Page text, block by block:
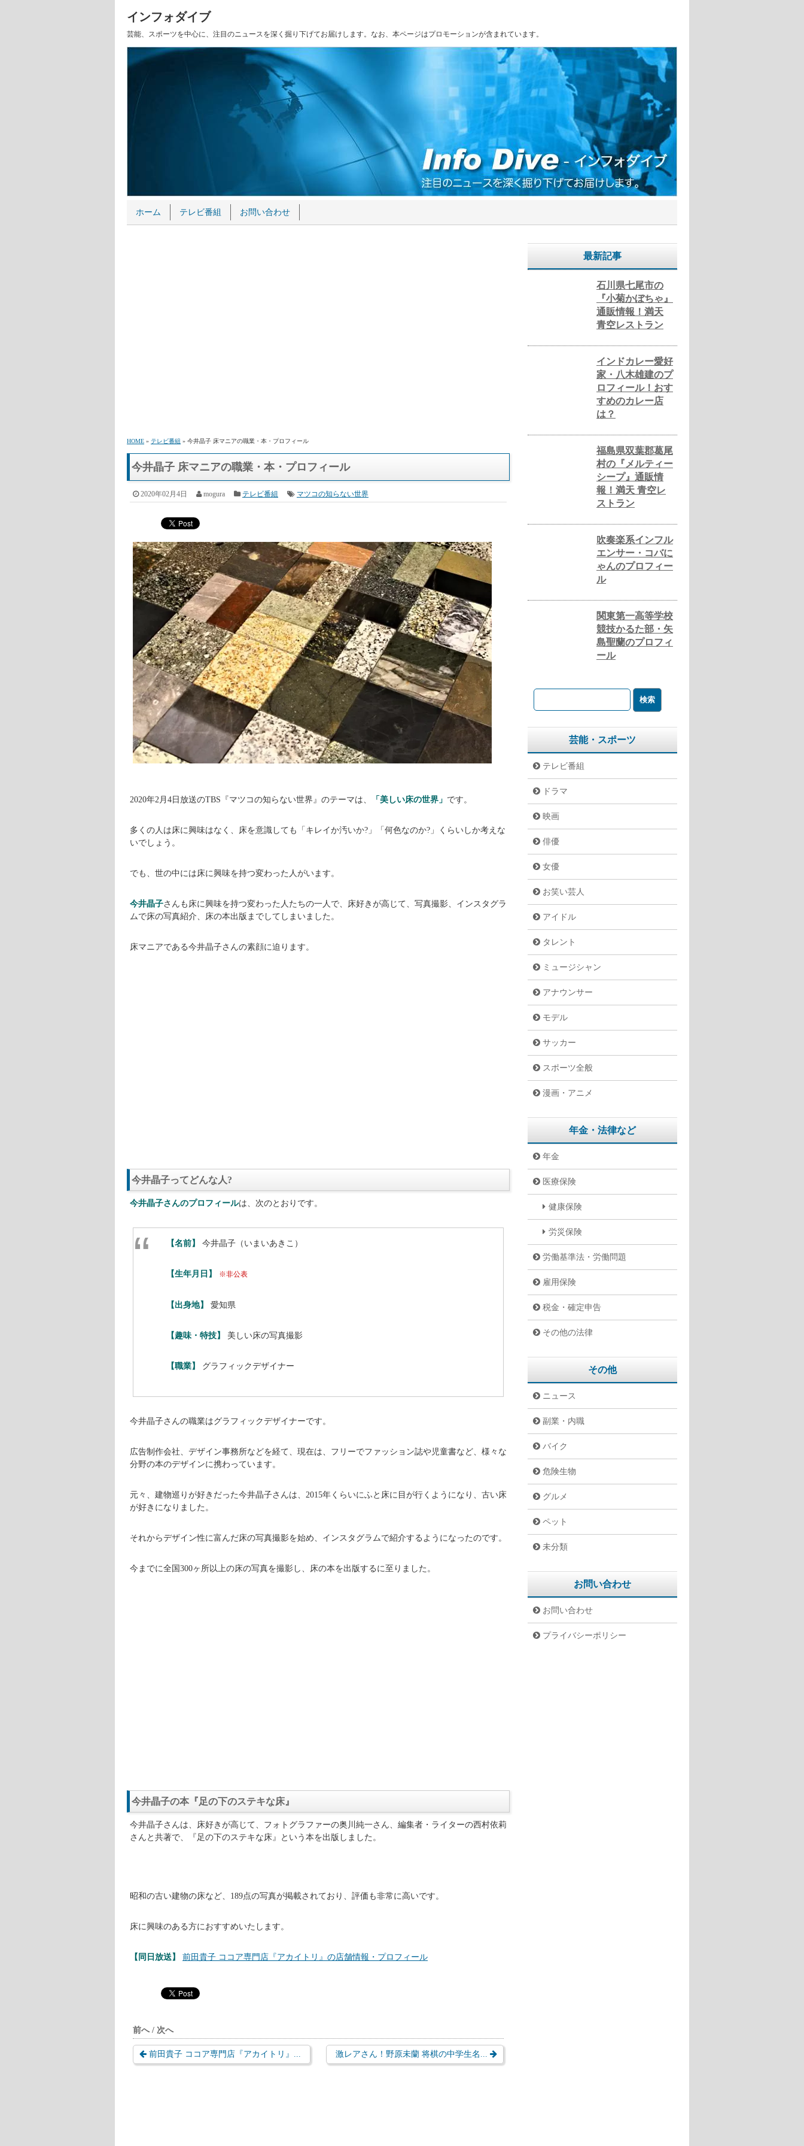
インフォダイブ
芸能、スポーツを中心に、注目のニュースを深く掘り下げてお届けします。なお、本ページはプロモーションが含まれています。
ホーム テレビ番組 お問い合わせ
HOME » テレビ番組 » 今井晶子 床マニアの職業・本・プロフィール
今井晶子 床マニアの職業・本・プロフィール
2020年02月4日 mogura テレビ番組 マツコの知らない世界
2020年2月4日放送のTBS『マツコの知らない世界』のテーマは、 「美しい床の世界」 です。
多くの人は床に興味はなく、床を意識しても「キレイか汚いか?」「何色なのか?」くらいしか考えな
いでしょう。
でも、世の中には床に興味を持つ変わった人がいます。
今井晶子さんも床に興味を持つ変わった人たちの一人で、床好きが高じて、写真撮影、インスタグラ
ムで床の写真紹介、床の本出版までしてしまいました。
床マニアである今井晶子さんの素顔に迫ります。
今井晶子ってどんな人?
今井晶子さんのプロフィールは、次のとおりです。
【名前】 今井晶子（いまいあきこ）
【生年月日】 ※非公表
【出身地】 愛知県
【趣味・特技】 美しい床の写真撮影
【職業】 グラフィックデザイナー
今井晶子さんの職業はグラフィックデザイナーです。
広告制作会社、デザイン事務所などを経て、現在は、フリーでファッション誌や児童書など、様々な
分野の本のデザインに携わっています。
元々、建物巡りが好きだった今井晶子さんは、2015年くらいにふと床に目が行くようになり、古い床
が好きになりました。
それからデザイン性に富んだ床の写真撮影を始め、インスタグラムで紹介するようになったのです。
今までに全国300ヶ所以上の床の写真を撮影し、床の本を出版するに至りました。
今井晶子の本『足の下のステキな床』
今井晶子さんは、床好きが高じて、フォトグラファーの奥川純一さん、編集者・ライターの西村依莉
さんと共著で、『足の下のステキな床』という本を出版しました。
昭和の古い建物の床など、189点の写真が掲載されており、評価も非常に高いです。
床に興味のある方におすすめいたします。
【同日放送】 前田貴子 ココア専門店『アカイトリ』の店舗情報・プロフィール
前へ / 次へ
前田貴子 ココア専門店『アカイトリ』... 激レアさん！野原未蘭 将棋の中学生名...
最新記事
石川県七尾市の
『小菊かぼちゃ』
通販情報！満天
青空レストラン
インドカレー愛好
家・八木雄建のプ
ロフィール！おす
すめのカレー店
は？
福島県双葉郡葛尾
村の『メルティー
シープ』通販情
報！満天 青空レ
ストラン
吹奏楽系インフル
エンサー・コバに
ゃんのプロフィー
ル
関東第一高等学校
競技かるた部・矢
島聖蘭のプロフィ
ール
芸能・スポーツ
テレビ番組
ドラマ
映画
俳優
女優
お笑い芸人
アイドル
タレント
ミュージシャン
アナウンサー
モデル
サッカー
スポーツ全般
漫画・アニメ
年金・法律など
年金
医療保険
健康保険
労災保険
労働基準法・労働問題
雇用保険
税金・確定申告
その他の法律
その他
ニュース
副業・内職
バイク
危険生物
グルメ
ペット
未分類
お問い合わせ
お問い合わせ
プライバシーポリシー